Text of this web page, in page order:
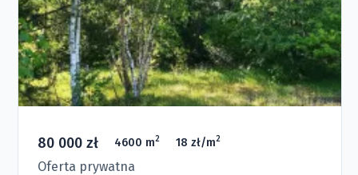
80 000 zł 4600 m2 18 zł/m2
Oferta prywatna